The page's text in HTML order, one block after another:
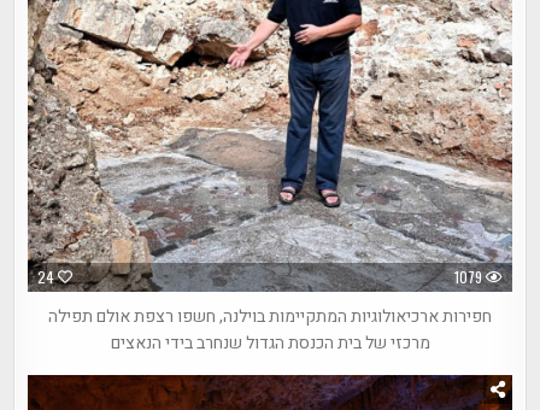
24 1079
חפירות ארכיאולוגיות המתקיימות בוילנה, חשפו רצפת אולם תפילה
מרכזי של בית הכנסת הגדול שנחרב בידי הנאצים